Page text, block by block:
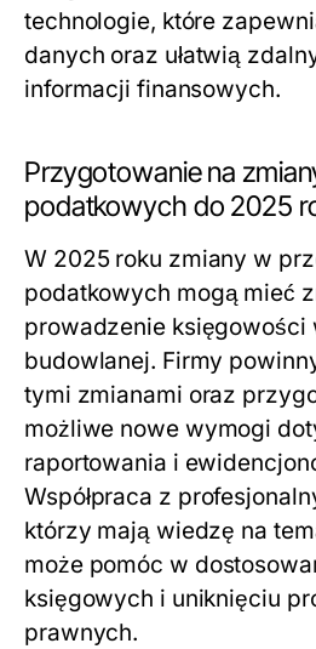
technologie, które
danych oraz ułatwią
informacji finansowych.
Przygotowanie na
podatkowych do 2025
W 2025 roku zmiany w
podatkowych mogą mieć
prowadzenie księgowości
budowlanej. Firmy
tymi zmianami oraz
możliwe nowe wymogi
raportowania i
Współpraca z
którzy mają wiedzę na
może pomóc w
księgowych i uniknięciu
prawnych.